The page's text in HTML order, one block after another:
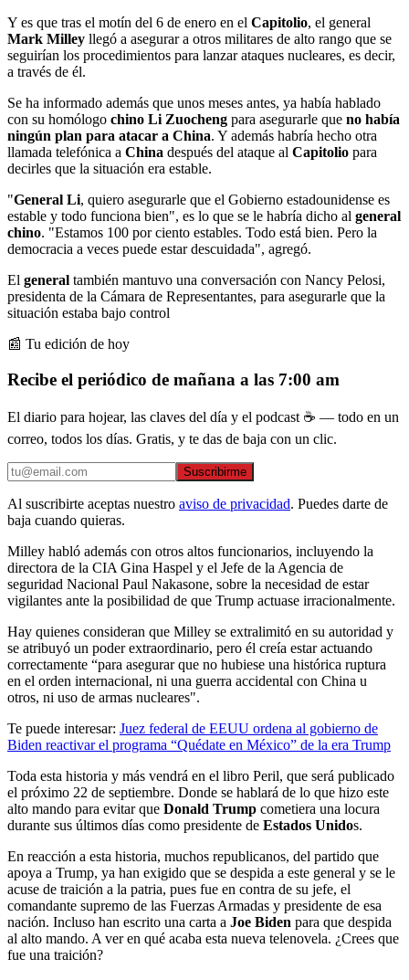
Y es que tras el motín del 6 de enero en el Capitolio, el general
Mark Milley llegó a asegurar a otros militares de alto rango que se
seguirían los procedimientos para lanzar ataques nucleares, es decir,
a través de él.
Se ha informado además que unos meses antes, ya había hablado
con su homólogo chino Li Zuocheng para asegurarle que no había
ningún plan para atacar a China. Y además habría hecho otra
llamada telefónica a China después del ataque al Capitolio para
decirles que la situación era estable.
"General Li, quiero asegurarle que el Gobierno estadounidense es
estable y todo funciona bien", es lo que se le habría dicho al general
chino. "Estamos 100 por ciento estables. Todo está bien. Pero la
democracia a veces puede estar descuidada", agregó.
El general también mantuvo una conversación con Nancy Pelosi,
presidenta de la Cámara de Representantes, para asegurarle que la
situación estaba bajo control
📰 Tu edición de hoy
Recibe el periódico de mañana a las 7:00 am
El diario para hojear, las claves del día y el podcast ☕ — todo en un
correo, todos los días. Gratis, y te das de baja con un clic.
Suscribirme
Al suscribirte aceptas nuestro aviso de privacidad. Puedes darte de
baja cuando quieras.
Milley habló además con otros altos funcionarios, incluyendo la
directora de la CIA Gina Haspel y el Jefe de la Agencia de
seguridad Nacional Paul Nakasone, sobre la necesidad de estar
vigilantes ante la posibilidad de que Trump actuase irracionalmente.
Hay quienes consideran que Milley se extralimitó en su autoridad y
se atribuyó un poder extraordinario, pero él creía estar actuando
correctamente “para asegurar que no hubiese una histórica ruptura
en el orden internacional, ni una guerra accidental con China u
otros, ni uso de armas nucleares".
Te puede interesar: Juez federal de EEUU ordena al gobierno de
Biden reactivar el programa “Quédate en México” de la era Trump
Toda esta historia y más vendrá en el libro Peril, que será publicado
el próximo 22 de septiembre. Donde se hablará de lo que hizo este
alto mando para evitar que Donald Trump cometiera una locura
durante sus últimos días como presidente de Estados Unidos.
En reacción a esta historia, muchos republicanos, del partido que
apoya a Trump, ya han exigido que se despida a este general y se le
acuse de traición a la patria, pues fue en contra de su jefe, el
comandante supremo de las Fuerzas Armadas y presidente de esa
nación. Incluso han escrito una carta a Joe Biden para que despida
al alto mando. A ver en qué acaba esta nueva telenovela. ¿Crees que
fue una traición?